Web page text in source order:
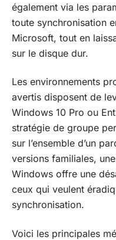
également via les
toute synchronisation
Microsoft, tout en
sur le disque dur.
Les environnements
avertis disposent de
Windows 10 Pro ou
stratégie de groupe
sur l’ensemble d’un
versions familiales,
Windows offre une
ceux qui veulent
synchronisation.
Voici les principales